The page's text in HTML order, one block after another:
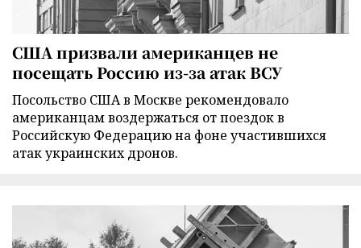
США призвали американцев не
посещать Россию из-за атак ВСУ
Посольство США в Москве рекомендовало
американцам воздержаться от поездок в
Российскую Федерацию на фоне участившихся
атак украинских дронов.